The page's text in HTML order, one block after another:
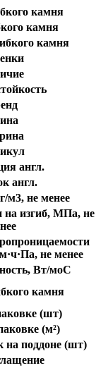
камня
камня
камня
англ.
англ.
м3, не менее
на изгиб, МПа, не
не менее
Вт/моС
камня
(шт)
(м²)
на поддоне (шт)